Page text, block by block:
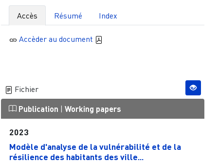
Accès Résumé Index
Accèder au document
Fichier
Publication | Working papers
2023
Modèle d'analyse de la vulnérabilité et de la
résilience des habitants des ville...